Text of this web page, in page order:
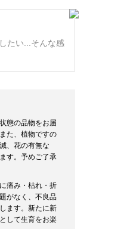
たい...そんな感
態の品物をお届
た、植物ですの
、花の有無な
す。予めご了承
痛み・枯れ・折
がなく、不良品
ます。新たに新
して生育をお楽